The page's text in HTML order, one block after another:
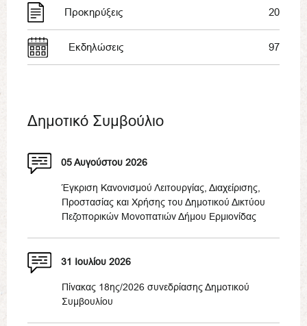
Προκηρύξεις 20
Εκδηλώσεις 97
Δημοτικό Συμβούλιο
05 Αυγούστου 2026
Έγκριση Κανονισμού Λειτουργίας, Διαχείρισης,
Προστασίας και Χρήσης του Δημοτικού Δικτύου
Πεζοπορικών Μονοπατιών Δήμου Ερμιονίδας
31 Ιουλίου 2026
Πίνακας 18ης/2026 συνεδρίασης Δημοτικού
Συμβουλίου